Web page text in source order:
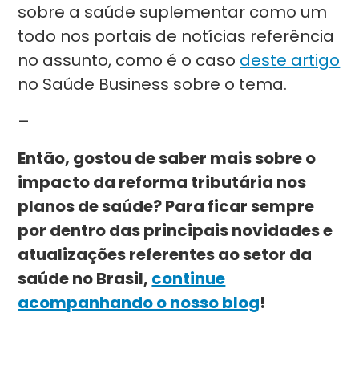
sobre a saúde suplementar como um
todo nos portais de notícias referência
no assunto, como é o caso deste artigo
no Saúde Business sobre o tema.
–
Então, gostou de saber mais sobre o
impacto da reforma tributária nos
planos de saúde? Para ficar sempre
por dentro das principais novidades e
atualizações referentes ao setor da
saúde no Brasil, continue
acompanhando o nosso blog!